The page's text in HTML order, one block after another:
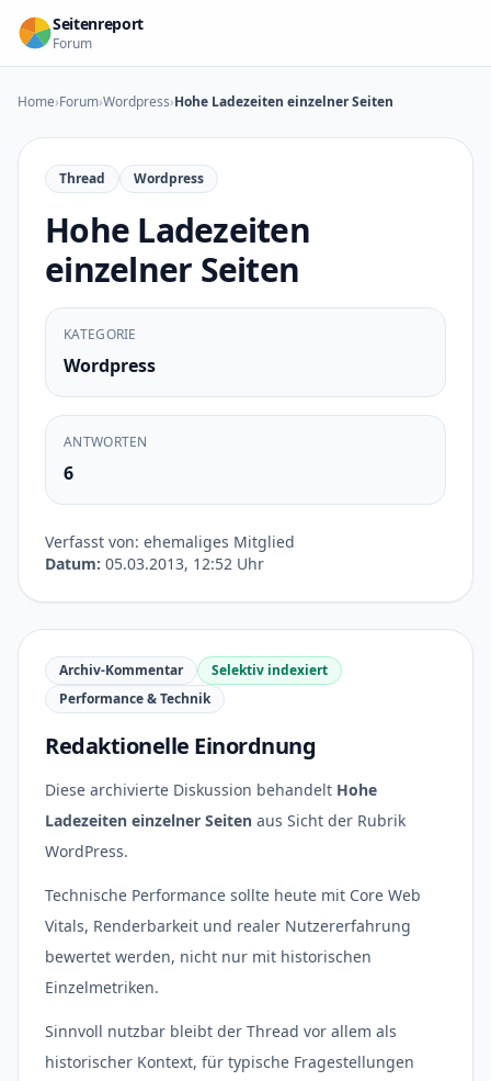
Zum Inhalt springen
Seitenreport
Forum
Home›Forum›Wordpress›Hohe Ladezeiten einzelner Seiten
Thread Wordpress
Hohe Ladezeiten
einzelner Seiten
KATEGORIE
Wordpress
ANTWORTEN
6
Verfasst von: ehemaliges Mitglied
Datum: 05.03.2013, 12:52 Uhr
Archiv-Kommentar
Selektiv indexiert
Performance & Technik
Redaktionelle Einordnung
Diese archivierte Diskussion behandelt Hohe
Ladezeiten einzelner Seiten aus Sicht der Rubrik
WordPress.
Technische Performance sollte heute mit Core Web
Vitals, Renderbarkeit und realer Nutzererfahrung
bewertet werden, nicht nur mit historischen
Einzelmetriken.
Sinnvoll nutzbar bleibt der Thread vor allem als
historischer Kontext, für typische Fragestellungen